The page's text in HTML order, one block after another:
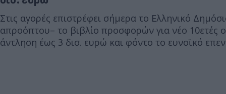
Στις αγορές επιστρέφει σήμερα το Ελληνικό
απροόπτου– το βιβλίο προσφορών για νέο 10ετές
άντληση έως 3 δισ. ευρώ και φόντο το ευνοϊκό